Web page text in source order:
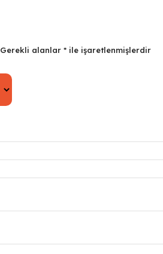
Gerekli alanlar* ile işaretlenmişlerdir